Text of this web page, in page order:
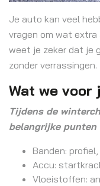
Je auto kan veel
vragen om wat
weet je zeker dat je
zonder verrassingen.
Wat we voor
Tijdens de
belangrijke punten
Banden:
Accu:
Vloeistoffen: